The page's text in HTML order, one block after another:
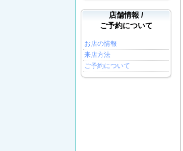
店舗情報 /
ご予約について
お店の情報
来店方法
ご予約について